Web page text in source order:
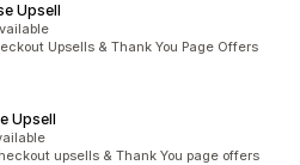
Upsell
Upsells & Thank You Page Offers
Upsell
upsells & Thank You page offers